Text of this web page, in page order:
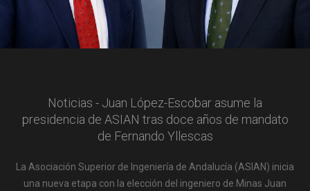
Noticias - Juan López-Escobar asume la
presidencia de ASIAN tras doce años de mandato
de Fernando Yllescas
La Asociación Superior de Ingeniería de Andalucía (ASIAN) inicia
una nueva etapa con la elección del ingeniero de Minas Juan